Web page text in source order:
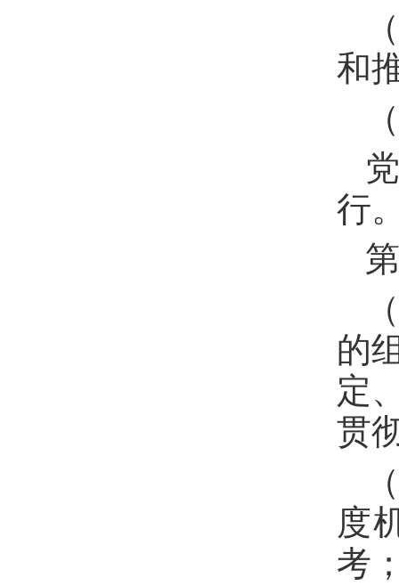
和
行
的
定
贯
度
考